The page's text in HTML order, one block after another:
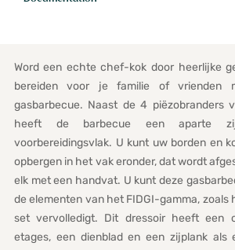
Word een echte chef-kok door heerlijke
bereiden voor je familie of vrienden
gasbarbecue. Naast de 4 piëzobranders
heeft de barbecue een aparte
voorbereidingsvlak. U kunt uw borden en
opbergen in het vak eronder, dat wordt
elk met een handvat. U kunt deze
de elementen van het FIDGI-gamma, zoals
set vervolledigt. Dit dressoir heeft een
etages, een dienblad en een zijplank als